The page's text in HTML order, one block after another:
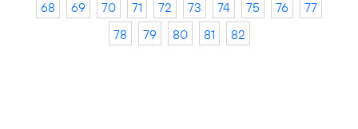
68 69 70 71 72 73 74 75 76
77
78
79 80 81 82